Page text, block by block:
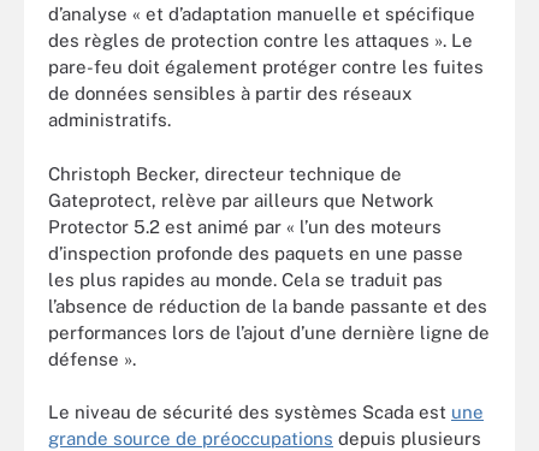
d’analyse « et d’adaptation manuelle et spécifique
des règles de protection contre les attaques ». Le
pare-feu doit également protéger contre les fuites
de données sensibles à partir des réseaux
administratifs.
Christoph Becker, directeur technique de
Gateprotect, relève par ailleurs que Network
Protector 5.2 est animé par « l’un des moteurs
d’inspection profonde des paquets en une passe
les plus rapides au monde. Cela se traduit pas
l’absence de réduction de la bande passante et des
performances lors de l’ajout d’une dernière ligne de
défense ».
Le niveau de sécurité des systèmes Scada est une
grande source de préoccupations depuis plusieurs